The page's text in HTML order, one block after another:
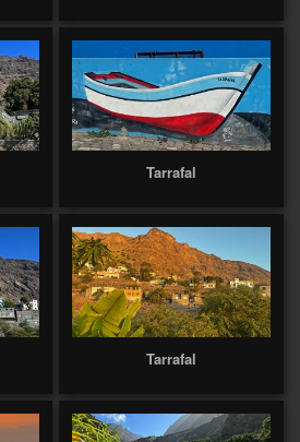
Tarrafal
Tarrafal